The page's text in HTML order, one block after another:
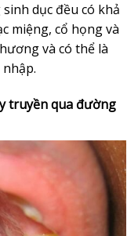
dục đều có khả
miệng, cổ họng và
và có thể là
truyền qua đường